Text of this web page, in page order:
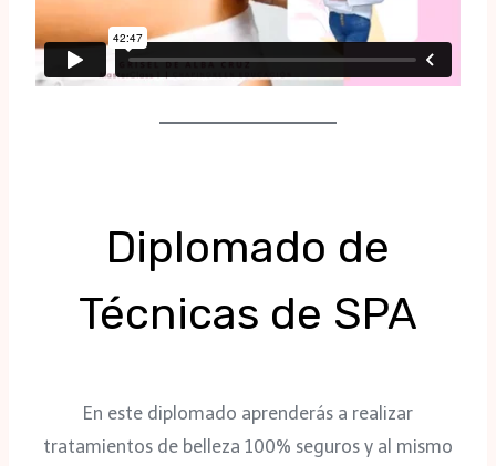
Diplomado de
Técnicas de SPA
En este diplomado aprenderás a realizar
tratamientos de belleza 100% seguros y al mismo